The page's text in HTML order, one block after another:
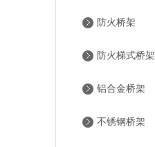
防火桥架
防火梯式桥架
铝合金桥架
不锈钢桥架